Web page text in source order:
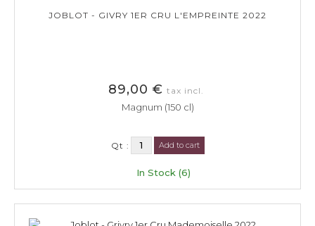
JOBLOT - GIVRY 1ER CRU L'EMPREINTE 2022
89,00 € tax incl.
Magnum (150 cl)
Qt : Add to cart
In Stock (6)